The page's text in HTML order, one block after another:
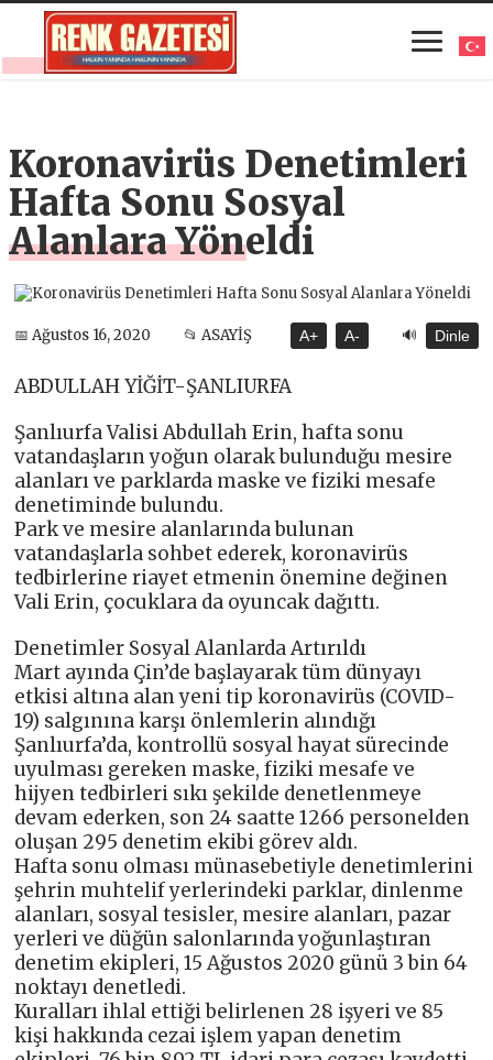
Koronavirüs Denetimleri
Hafta Sonu Sosyal
Alanlara Yöneldi
📅 Ağustos 16, 2020 📂 ASAYİŞ A+ A- 🔊 Dinle
ABDULLAH YİĞİT-ŞANLIURFA
Şanlıurfa Valisi Abdullah Erin, hafta sonu
vatandaşların yoğun olarak bulunduğu mesire
alanları ve parklarda maske ve fiziki mesafe
denetiminde bulundu.
Park ve mesire alanlarında bulunan
vatandaşlarla sohbet ederek, koronavirüs
tedbirlerine riayet etmenin önemine değinen
Vali Erin, çocuklara da oyuncak dağıttı.
Denetimler Sosyal Alanlarda Artırıldı
Mart ayında Çin’de başlayarak tüm dünyayı
etkisi altına alan yeni tip koronavirüs (COVID-
19) salgınına karşı önlemlerin alındığı
Şanlıurfa’da, kontrollü sosyal hayat sürecinde
uyulması gereken maske, fiziki mesafe ve
hijyen tedbirleri sıkı şekilde denetlenmeye
devam ederken, son 24 saatte 1266 personelden
oluşan 295 denetim ekibi görev aldı.
Hafta sonu olması münasebetiyle denetimlerini
şehrin muhtelif yerlerindeki parklar, dinlenme
alanları, sosyal tesisler, mesire alanları, pazar
yerleri ve düğün salonlarında yoğunlaştıran
denetim ekipleri, 15 Ağustos 2020 günü 3 bin 64
noktayı denetledi.
Kuralları ihlal ettiği belirlenen 28 işyeri ve 85
kişi hakkında cezai işlem yapan denetim